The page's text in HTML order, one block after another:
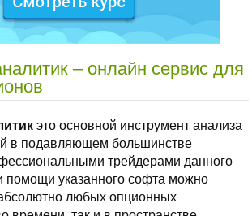
– онлайн сервис для
это основной инструмент анализа
в подавляющем большинстве
трейдерами данного
помощи указанного софта можно
любых опционных